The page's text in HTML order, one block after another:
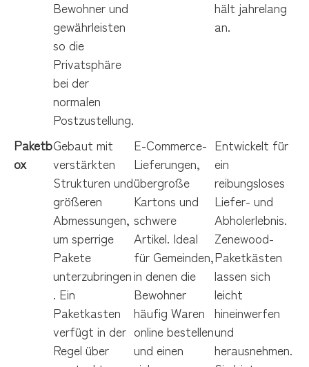
Bewohner und
gewährleisten
so die
Privatsphäre
bei der
normalen
Postzustellung.
hält jahrelang
an.
Paketb
ox
Gebaut mit
verstärkten
Strukturen und
größeren
Abmessungen,
um sperrige
Pakete
unterzubringen
. Ein
Paketkasten
verfügt in der
Regel über
E-Commerce-
Lieferungen,
übergroße
Kartons und
schwere
Artikel. Ideal
für Gemeinden,
in denen die
Bewohner
häufig Waren
online bestellen
und einen
Entwickelt für
ein
reibungsloses
Liefer- und
Abholerlebnis.
Zenewood-
Paketkästen
lassen sich
leicht
hineinwerfen
und
herausnehmen.